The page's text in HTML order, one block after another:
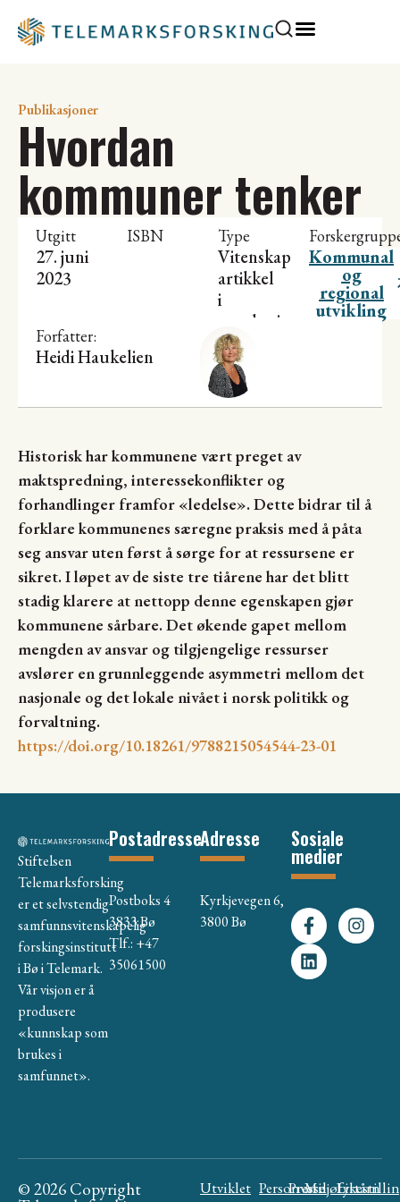
Publikasjoner
Hvordan
kommuner tenker
Utgitt
27. juni
2023
ISBN Type
Vitenskapelig
artikkel
i
antologi
Kommunal
og
regional
utvikling
Forfatter:
Heidi Haukelien
Historisk har kommunene vært preget av
maktspredning, interessekonflikter og
forhandlinger framfor «ledelse». Dette bidrar til å
forklare kommunenes særegne praksis med å påta
seg ansvar uten først å sørge for at ressursene er
sikret. I løpet av de siste tre tiårene har det blitt
stadig klarere at nettopp denne egenskapen gjør
kommunene sårbare. Det økende gapet mellom
mengden av ansvar og tilgjengelige ressurser
avslører en grunnleggende asymmetri mellom det
nasjonale og det lokale nivået i norsk politikk og
forvaltning.
https://doi.org/10.18261/9788215054544-23-01
Stiftelsen
Telemarksforsking
er et selvstendig
samfunnsvitenskapelig
forskingsinstitutt
i Bø i Telemark.
Vår visjon er å
produsere
«kunnskap som
brukes i
samfunnet».
Postadresse
Postboks 4
3833 Bø
Tlf.: +47
35061500
Adresse
Kyrkjevegen 6,
3800 Bø
Sosiale
medier
© 2026 Copyright Utviklet Personvern
Presse
Miljøfyrtårn